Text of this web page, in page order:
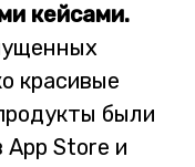
кейсами.
красивые
были
App Store и